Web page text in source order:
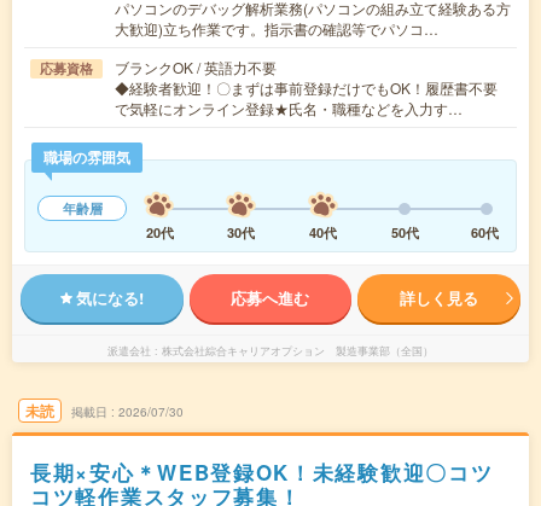
パソコンのデバッグ解析業務(パソコンの組み立て経験ある方
大歓迎)立ち作業です。指示書の確認等でパソコ…
応募資格
ブランクOK / 英語力不要
◆経験者歓迎！〇まずは事前登録だけでもOK！履歴書不要
で気軽にオンライン登録★氏名・職種などを入力す…
職場の雰囲気
年齢層
20代
30代 40代 50代 60代
気になる! 応募へ進む 詳しく見る
派遣会社 株式会社綜合キャリアオプション 製造事業部（全国）
未読 掲載日 2026/07/30
長期×安心＊WEB登録OK！未経験歓迎〇コツ
コツ軽作業スタッフ募集！